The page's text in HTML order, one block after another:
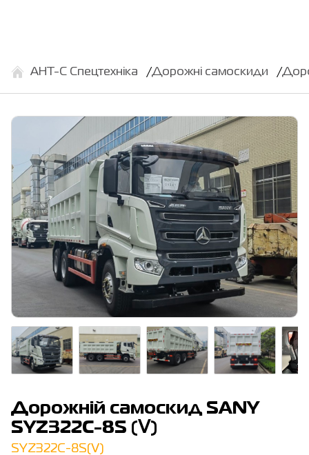
АНТ-С Спецтехніка Дорожні самоскиди
Дорожній самоскид SANY
SYZ322C-8S (Ⅴ)
SYZ322C-8S(Ⅴ)